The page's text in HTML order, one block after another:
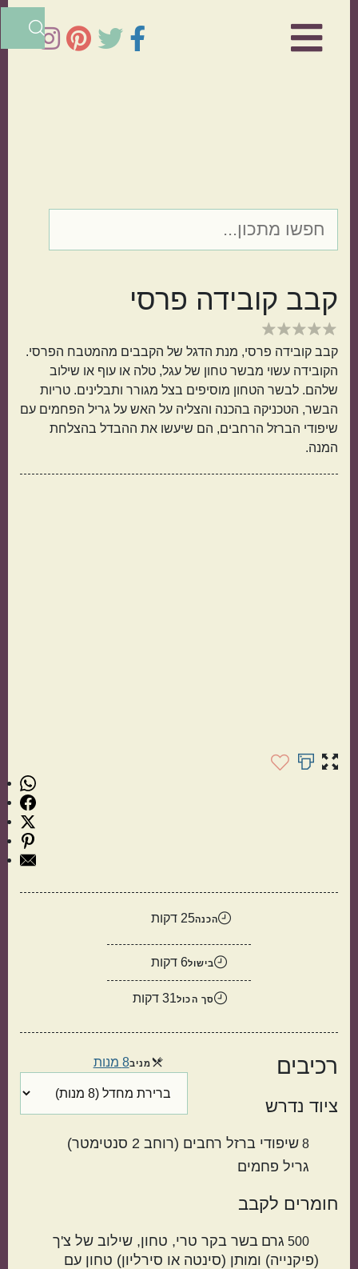
main
primary
קבב קובידה פרסי
קבב קובידה פרסי, מנת הדגל של הקבבים מהמטבח הפרסי.
הקובידה עשוי מבשר טחון של עגל, טלה או עוף או שילוב
שלהם. לבשר הטחון מוסיפים בצל מגורר ותבלינים. טריות
הבשר, הטכניקה בהכנה והצליה על האש על גריל הפחמים עם
שיפודי הברזל הרחבים, הם שיעשו את ההבדל בהצלחת
המנה.
הכנה25 דקות
בישול6 דקות
סך הכול31 דקות
מניב8 מנות רכיבים
ציוד נדרש
8 שיפודי ברזל רחבים (רוחב 2 סנטימטר)
גריל פחמים
חומרים לקבב
500 גרם בשר בקר טרי טחון, שילוב של צ'ך
(פיקנייה) ומותן (סינטה או סירליון) טחון עם
×
בשר
תוספות קינוחים
סלטים מרקים
מטבח עולמי